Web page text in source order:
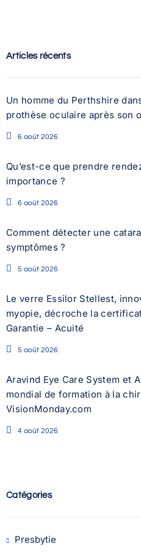
Articles récents
Un homme du Perthshire
prothèse oculaire après son
6 août 2026
Qu’est-ce que prendre
importance ?
6 août 2026
Comment détecter une
symptômes ?
5 août 2026
Le verre Essilor Stellest,
myopie, décroche la
Garantie – Acuité
5 août 2026
Aravind Eye Care System et
mondial de formation à la
VisionMonday.com
4 août 2026
Catégories
Presbytie